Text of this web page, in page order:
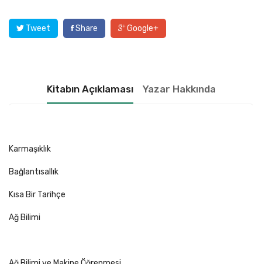
Tweet Share Google+
Kitabın Açıklaması Yazar Hakkında
Karmaşıklık
Bağlantısallık
Kısa Bir Tarihçe
Ağ Bilimi